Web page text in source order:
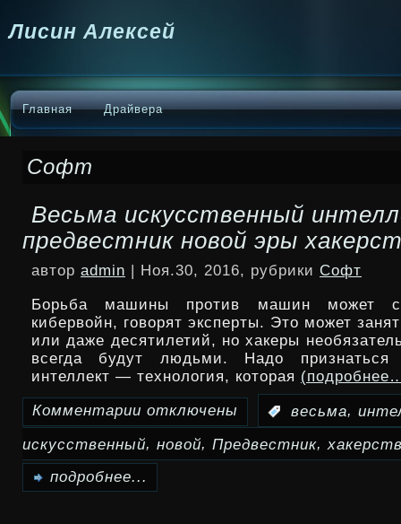
Лисин Алексей
Главная Драйвера
Софт
Весьма искусственный
предвестник новой эры
автор admin | Ноя.30, 2016, рубрики Софт
Борьба машины против машин может
кибервойн, говорят эксперты. Это может
или даже десятилетий, но хакеры
всегда будут людьми. Надо признаться
интеллект — технология, которая
Комментарии
записи
отключены весьма,
искусственный, новой, Предвестник,
подробнее...